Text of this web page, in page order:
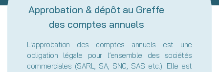
Approbation & dépôt au Greffe
des comptes annuels
L’approbation des comptes annuels est une
obligation légale pour l’ensemble des sociétés
commerciales (SARL, SA, SNC, SAS etc.). Elle est